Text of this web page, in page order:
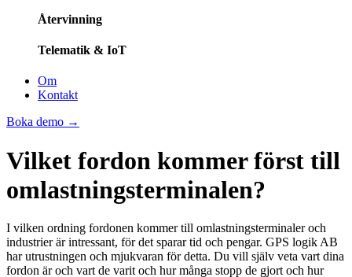
Återvinning
Telematik & IoT
Om
Kontakt
Boka demo →
Vilket fordon kommer först till
omlastningsterminalen?
I vilken ordning fordonen kommer till omlastningsterminaler och
industrier är intressant, för det sparar tid och pengar. GPS logik AB
har utrustningen och mjukvaran för detta. Du vill själv veta vart dina
fordon är och vart de varit och hur många stopp de gjort och hur